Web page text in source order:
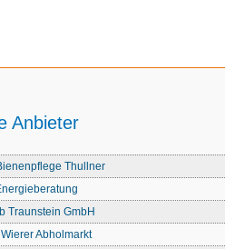
Anbieter
Thullner
Traunstein GmbH
Abholmarkt